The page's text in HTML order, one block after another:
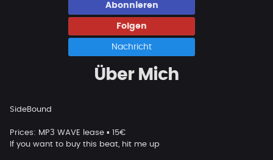
Abonnieren
Folgen
Nachricht
Über Mich
SideBound
Prices: MP3 WAVE lease ▪️ 15€
If you want to buy this beat, hit me up